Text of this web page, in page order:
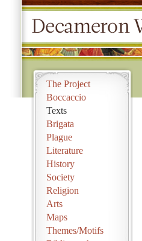
The Project
Boccaccio
Texts
Brigata
Plague
Literature
History
Society
Religion
Arts
Maps
Themes/Motifs